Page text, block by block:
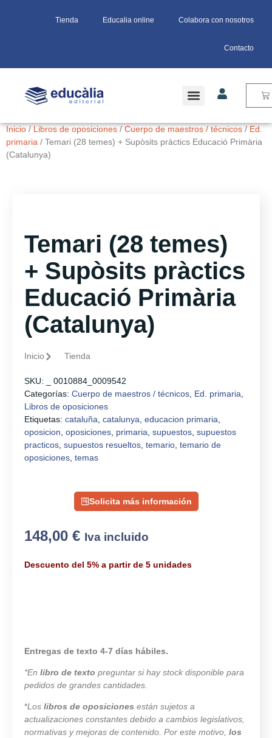
Tienda Educalia online Colabora con nosotros
Contacto
Inicio/Libros de oposiciones/Cuerpo de maestros / técnicos/Ed.
primaria / Temari (28 temes) + Supòsits pràctics Educació Primària
(Catalunya)
Temari (28 temes)
+ Supòsits pràctics
Educació Primària
(Catalunya)
Inicio Tienda
SKU:
_ 0010884_0009542
Categorías: Cuerpo de maestros / técnicos Ed. primaria
Libros de oposiciones
Etiquetas: cataluña catalunya educacion primaria
oposicion oposiciones primaria supuestos supuestos
practicos supuestos resueltos temario temario de
oposiciones temas
Solicita más información
148,00 € Iva incluido
Descuento del 5% a partir de 5 unidades
Entregas de texto 4-7 días hábiles.
*En libro de texto preguntar si hay stock disponible para
pedidos de grandes cantidades.
*Los libros de oposiciones están sujetos a
actualizaciones constantes debido a cambios legislativos,
normativas y mejoras de contenido. Por este motivo, los